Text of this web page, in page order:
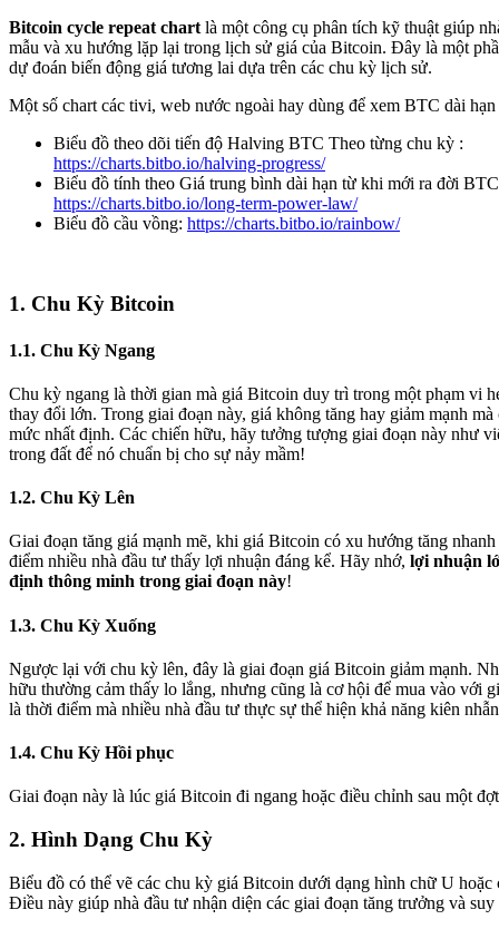
Bitcoin cycle repeat chart là một công cụ phân tích kỹ thuật giúp
mẫu và xu hướng lặp lại trong lịch sử giá của Bitcoin. Đây là một
dự đoán biến động giá tương lai dựa trên các chu kỳ lịch sử.
Một số chart các tivi, web nước ngoài hay dùng để xem BTC dài hạn
Biểu đồ theo dõi tiến độ Halving BTC Theo từng chu kỳ :
https://charts.bitbo.io/halving-progress/
Biểu đồ tính theo Giá trung bình dài hạn từ khi mới ra đời
https://charts.bitbo.io/long-term-power-law/
Biểu đồ cầu vồng: https://charts.bitbo.io/rainbow/
1. Chu Kỳ Bitcoin
1.1. Chu Kỳ Ngang
Chu kỳ ngang là thời gian mà giá Bitcoin duy trì trong một phạm vi
thay đổi lớn. Trong giai đoạn này, giá không tăng hay giảm mạnh
mức nhất định. Các chiến hữu, hãy tưởng tượng giai đoạn này như
trong đất để nó chuẩn bị cho sự nảy mầm!
1.2. Chu Kỳ Lên
Giai đoạn tăng giá mạnh mẽ, khi giá Bitcoin có xu hướng tăng
điểm nhiều nhà đầu tư thấy lợi nhuận đáng kể. Hãy nhớ, lợi nhuận
định thông minh trong giai đoạn này!
1.3. Chu Kỳ Xuống
Ngược lại với chu kỳ lên, đây là giai đoạn giá Bitcoin giảm mạnh.
hữu thường cảm thấy lo lắng, nhưng cũng là cơ hội để mua vào với
là thời điểm mà nhiều nhà đầu tư thực sự thể hiện khả năng kiên
1.4. Chu Kỳ Hồi phục
Giai đoạn này là lúc giá Bitcoin đi ngang hoặc điều chỉnh sau một
2. Hình Dạng Chu Kỳ
Biểu đồ có thể vẽ các chu kỳ giá Bitcoin dưới dạng hình chữ U hoặc
Điều này giúp nhà đầu tư nhận diện các giai đoạn tăng trưởng và suy